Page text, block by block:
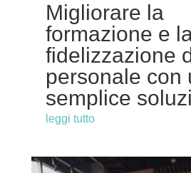
Migliorare la
formazione e
fidelizzazione
personale con
semplice
leggi tutto